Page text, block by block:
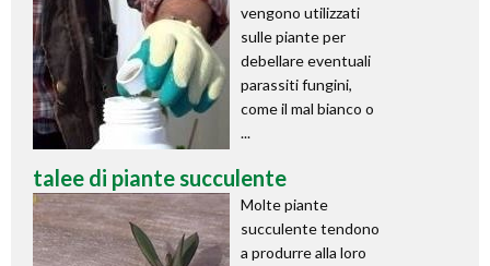
vengono utilizzati
sulle piante per
debellare eventuali
parassiti fungini,
come il mal bianco o
...
talee di piante succulente
Molte piante
succulente tendono
a produrre alla loro